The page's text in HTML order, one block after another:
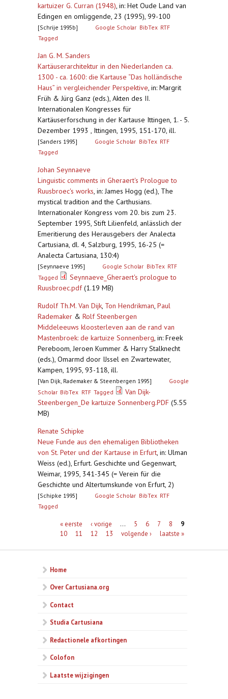
kartuizer G. Curran (1948), in: Het Oude Land van
Edingen en omliggende, 23 (1995), 99-100
[Schrije 1995b] Google Scholar BibTex RTF
Tagged
Jan G. M. Sanders
Kartäuserarchitektur in den Niederlanden ca.
1300 - ca. 1600: die Kartause “Das holländische
Haus” in vergleichender Perspektive, in: Margrit
Früh & Jürg Ganz (eds.), Akten des II.
Internationalen Kongresses für
Kartäuserforschung in der Kartause Ittingen, 1. - 5.
Dezember 1993 , Ittingen, 1995, 151-170, ill.
[Sanders 1995] Google Scholar BibTex RTF
Tagged
Johan Seynnaeve
Linguistic comments in Gheraert's Prologue to
Ruusbroec's works, in: James Hogg (ed.), The
mystical tradition and the Carthusians.
Internationaler Kongress vom 20. bis zum 23.
September 1995, Stift Lilienfeld, anlässlich der
Emeritierung des Herausgebers der Analecta
Cartusiana, dl. 4, Salzburg, 1995, 16-25 (=
Analecta Cartusiana, 130:4)
[Seynnaeve 1995] Google Scholar BibTex RTF
Tagged
Seynnaeve_Gheraert's prologue to
Ruusbroec.pdf(1.19 MB)
Rudolf Th.M. Van Dijk, Ton Hendrikman, Paul
Rademaker & Rolf Steenbergen
Middeleeuws kloosterleven aan de rand van
Mastenbroek: de kartuize Sonnenberg, in: Freek
Pereboom, Jeroen Kummer & Harry Stalknecht
(eds.), Omarmd door IJssel en Zwartewater,
Kampen, 1995, 93-118, ill.
[Van Dijk, Rademaker & Steenbergen 1995]
Google
Scholar BibTex RTF Tagged
Van Dijk-
Steenbergen_De kartuize Sonnenberg.PDF (5.55
MB)
Renate Schipke
Neue Funde aus den ehemaligen Bibliotheken
von St. Peter und der Kartause in Erfurt, in: Ulman
Weiss (ed.), Erfurt. Geschichte und Gegenwart,
Weimar, 1995, 341-345 (= Verein für die
Geschichte und Altertumskunde von Erfurt, 2)
[Schipke 1995] Google Scholar BibTex RTF
Tagged
Pagina's« eerste ‹ vorige … 5 6 7 8
9
10
11 12 13 volgende › laatste »
Home
Over Cartusiana.org
Contact
Studia Cartusiana
Redactionele afkortingen
Colofon
Laatste wijzigingen